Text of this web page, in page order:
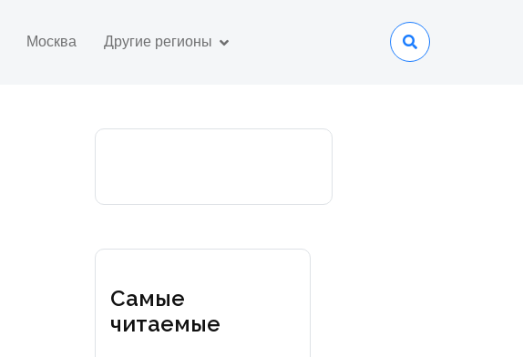
Москва Другие регионы
Самые
читаемые